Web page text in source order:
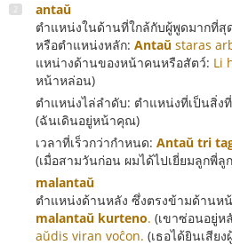
antaŭ
ตำแหน่งในด้านที่ใกล้กับผู้พูดมากที่
หรือตำแหน่งหลัก: Antaŭ staras
แหน่างด้านของหน้าคนหรือสัตว์: Li
หน้าหล่อน)
ตำแหน่งไล่ลำดับ: ตำแหน่งที่เป็นสิ่ง
(ฉันเดินอยู่หน้าคุณ)
เวลาที่เร็วกว่ากำหนด: Antaŭ tri
(เมื่อสามวันก่อน ผมได้ไปเยี่ยมลูกพี่ลู
malantaŭ
ตำแหน่งด้านหลัง ซึ่งตรงข้ามด้านห
malantaŭ kurteno. (เขาซ่อนอยู่ห
aŭdis viran voĉon. (เธอได้ยินเสีย